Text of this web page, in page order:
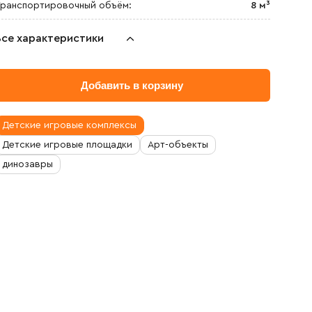
объём: 8 м³
характеристики
Добавить в корзину
Детские игровые комплексы
Детские игровые площадки
Арт-объекты
динозавры